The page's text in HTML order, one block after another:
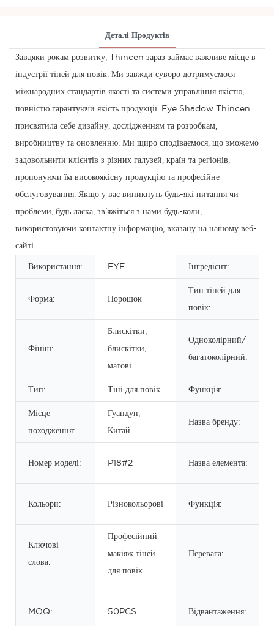
Деталі Продуктів
Завдяки рокам розвитку, Thincen зараз займає важливе місце в
індустрії тіней для повік. Ми завжди суворо дотримуємося
міжнародних стандартів якості та системи управління якістю,
повністю гарантуючи якість продукції. Eye Shadow Thincen
присвятила себе дизайну, дослідженням та розробкам,
виробництву та оновленню. Ми щиро сподіваємося, що зможемо
задовольнити клієнтів з різних галузей, країн та регіонів,
пропонуючи їм високоякісну продукцію та професійне
обслуговування. Якщо у вас виникнуть будь-які питання чи
проблеми, будь ласка, зв'яжіться з нами будь-коли,
використовуючи контактну інформацію, вказану на нашому веб-
сайті.
Використання: EYE Інгредієнт:
Форма: Порошок
Тип тіней для
повік:
Фініш:
Блискітки,
блискітки,
матові
Одноколірний/
багатоколірний:
Тип: Тіні для повік Функція:
Місце
походження:
Гуандун,
Китай
Назва бренду:
Номер моделі: P18#2 Назва елемента:
Кольори: Різнокольорові Функція:
Ключові
слова:
Професійний
макіяж тіней
для повік
Перевага:
MOQ: 50PCS Відвантаження: